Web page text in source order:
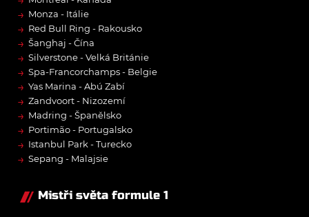
→ Monza - Itálie
→ Red Bull Ring - Rakousko
→ Šanghaj - Čína
→ Silverstone - Velká Británie
→ Spa-Francorchamps - Belgie
→ Yas Marina - Abú Zabí
→ Zandvoort - Nizozemí
→ Madring - Španělsko
→ Portimão - Portugalsko
→ Istanbul Park - Turecko
→ Sepang - Malajsie
Mistři světa formule 1